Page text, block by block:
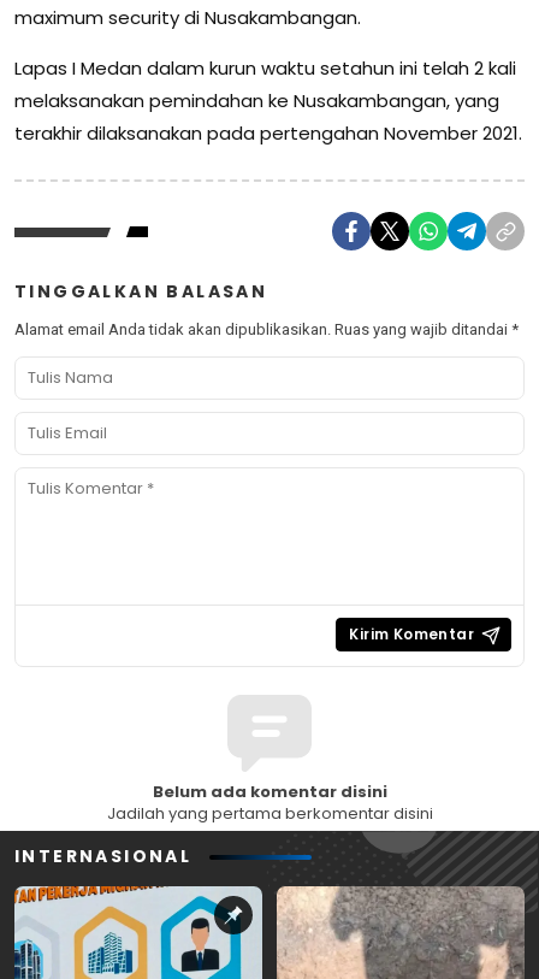
maximum security di Nusakambangan.
Lapas I Medan dalam kurun waktu setahun ini telah 2 kali
melaksanakan pemindahan ke Nusakambangan, yang
terakhir dilaksanakan pada pertengahan November 2021.
TINGGALKAN BALASAN
Alamat email Anda tidak akan dipublikasikan. Ruas yang wajib ditandai *
Belum ada komentar disini
Jadilah yang pertama berkomentar disini
INTERNASIONAL